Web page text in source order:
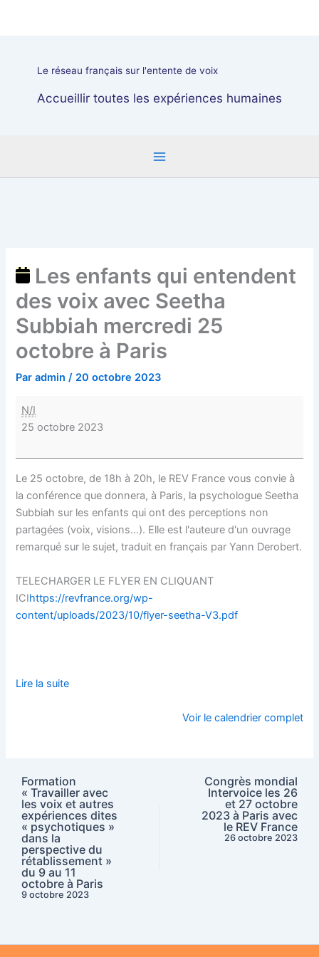
Le réseau français sur l'entente de voix
Accueillir toutes les expériences humaines
Les enfants qui entendent
des voix avec Seetha
Subbiah mercredi 25
octobre à Paris
Paradmin/ 20 octobre 2023
25
N/I
25 octobre 2023
Le 25 octobre, de 18h à 20h, le REV France vous convie à
la conférence que donnera, à Paris, la psychologue Seetha
Subbiah sur les enfants qui ont des perceptions non
partagées (voix, visions...). Elle est l'auteure d'un ouvrage
remarqué sur le sujet, traduit en français par Yann Derobert.
TELECHARGER LE FLYER EN CLIQUANT
ICIhttps://revfrance.org/wp-
content/uploads/2023/10/flyer-seetha-V3.pdf
Lire la suite
Voir le calendrier complet
Formation
« Travailler avec
les voix et autres
expériences dites
« psychotiques »
dans la
perspective du
rétablissement »
du 9 au 11
octobre à Paris
9 octobre 2023
Congrès mondial
Intervoice les 26
et 27 octobre
2023 à Paris avec
le REV France
26 octobre 2023